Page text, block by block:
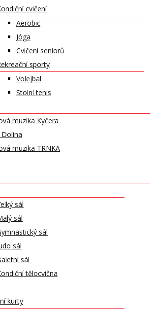
cvičení
Aerobic
Jóga
Cvičení seniorů
sporty
Volejbal
Stolní tenis
muzika Kyčera
muzika TRNKA
sál
sál
sál
sál
sál
tělocvična
kurty